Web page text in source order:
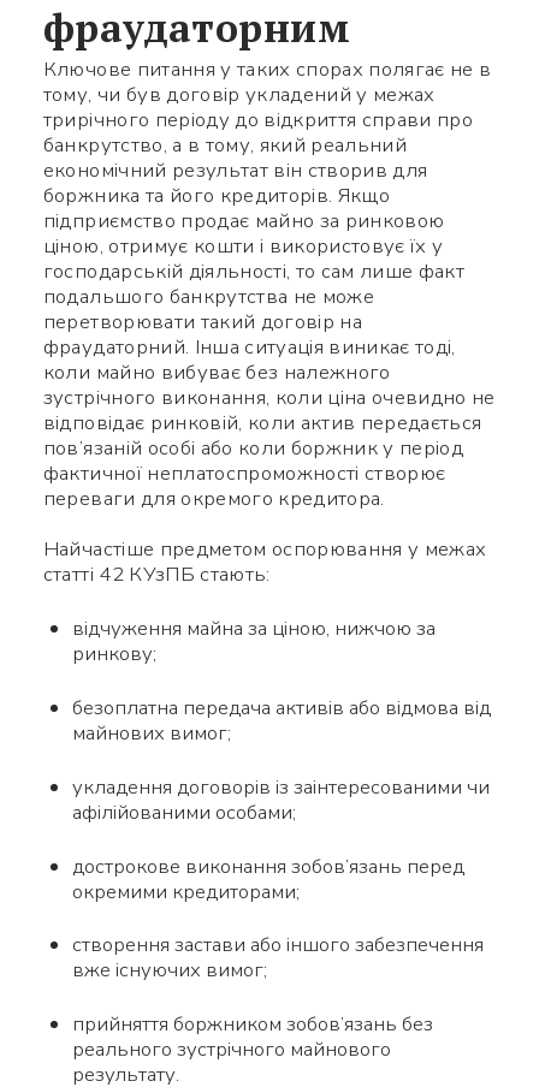
фраудаторним
Ключове питання у таких спорах полягає не в
тому, чи був договір укладений у межах
трирічного періоду до відкриття справи про
банкрутство, а в тому, який реальний
економічний результат він створив для
боржника та його кредиторів. Якщо
підприємство продає майно за ринковою
ціною, отримує кошти і використовує їх у
господарській діяльності, то сам лише факт
подальшого банкрутства не може
перетворювати такий договір на
фраудаторний. Інша ситуація виникає тоді,
коли майно вибуває без належного
зустрічного виконання, коли ціна очевидно не
відповідає ринковій, коли актив передається
пов’язаній особі або коли боржник у період
фактичної неплатоспроможності створює
переваги для окремого кредитора.
Найчастіше предметом оспорювання у межах
статті 42 КУзПБ стають:
відчуження майна за ціною, нижчою за
ринкову;
безоплатна передача активів або відмова від
майнових вимог;
укладення договорів із заінтересованими чи
афілійованими особами;
дострокове виконання зобов’язань перед
окремими кредиторами;
створення застави або іншого забезпечення
вже існуючих вимог;
прийняття боржником зобов’язань без
реального зустрічного майнового
результату.